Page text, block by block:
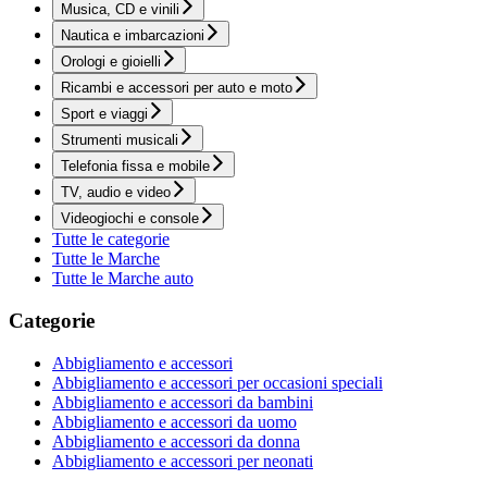
Musica, CD e vinili
Nautica e imbarcazioni
Orologi e gioielli
Ricambi e accessori per auto e moto
Sport e viaggi
Strumenti musicali
Telefonia fissa e mobile
TV, audio e video
Videogiochi e console
Tutte le categorie
Tutte le Marche
Tutte le Marche auto
Categorie
Abbigliamento e accessori
Abbigliamento e accessori per occasioni speciali
Abbigliamento e accessori da bambini
Abbigliamento e accessori da uomo
Abbigliamento e accessori da donna
Abbigliamento e accessori per neonati